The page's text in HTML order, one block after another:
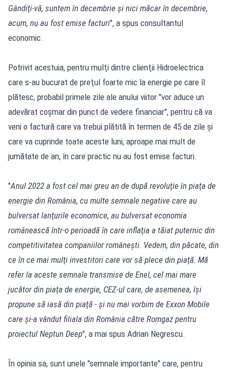
Gândiţi-vă, suntem în decembrie şi nici măcar în decembrie,
acum, nu au fost emise facturi", a spus consultantul
economic.
Potrivit acestuia, pentru mulţi dintre clienţii Hidroelectrica
care s-au bucurat de preţul foarte mic la energie pe care îl
plătesc, probabil primele zile ale anului viitor "vor aduce un
adevărat coşmar din punct de vedere financiar", pentru că va
veni o factură care va trebui plătită în termen de 45 de zile şi
care va cuprinde toate aceste luni, aproape mai mult de
jumătate de an, în care practic nu au fost emise facturi.
"Anul 2022 a fost cel mai greu an de după revoluţie în piaţa de
energie din România, cu multe semnale negative care au
bulversat lanţurile economice, au bulversat economia
românească într-o perioadă în care inflaţia a tăiat puternic din
competitivitatea companiilor româneşti. Vedem, din păcate, din
ce în ce mai mulţi investitori care vor să plece din piaţă. Mă
refer la aceste semnale transmise de Enel, cel mai mare
jucător din piaţa de energie, CEZ-ul care, de asemenea, îşi
propune să iasă din piaţă - şi nu mai vorbim de Exxon Mobile
care şi-a vândut filiala din România către Romgaz pentru
proiectul Neptun Deep", a mai spus Adrian Negrescu.
În opinia sa, sunt unele "semnale importante" care, pentru